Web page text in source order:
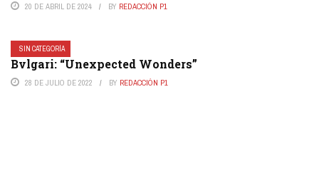
20 DE ABRIL DE 2024 BY REDACCIÓN P1
SIN CATEGORÍA
Bvlgari: “Unexpected Wonders”
28 DE JULIO DE 2022 BY REDACCIÓN P1